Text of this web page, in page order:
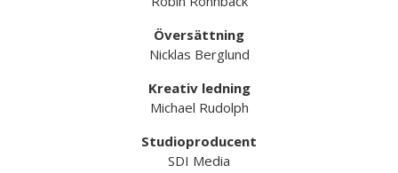
Översättning
Nicklas Berglund
Kreativ ledning
Michael Rudolph
Studioproducent
SDI Media